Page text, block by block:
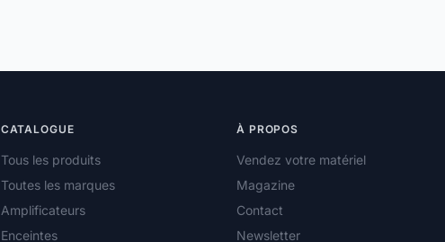
CATALOGUE
Tous les produits
Toutes les marques
Amplificateurs
Enceintes
À PROPOS
Vendez votre matériel
Magazine
Contact
Newsletter